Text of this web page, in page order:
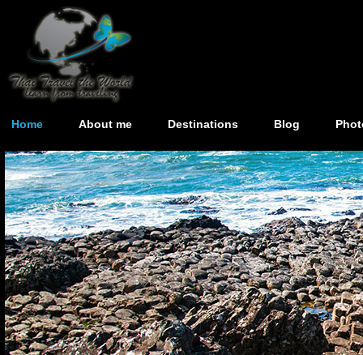
Home About me Destinations Blog